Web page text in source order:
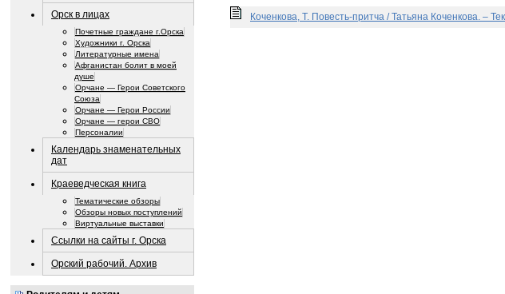
Орск в лицах
Почетные граждане г.Орска
Художники г. Орска
Литературные имена
Афганистан болит в моей
душе
Орчане — Герои Советского
Союза
Орчане — Герои России
Орчане — герои СВО
Персоналии
Календарь знаменательных
дат
Краеведческая книга
Тематические обзоры
Обзоры новых поступлений
Виртуальные выставки
Ссылки на сайты г. Орска
Орский рабочий. Архив
Коченкова, Т. Повесть-притча / Татьяна Коченкова. –